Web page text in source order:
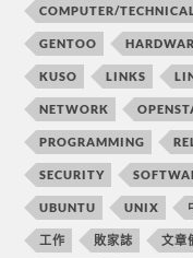
COMPUTER/
GENTOO
KUSO LINKS
NETWORK
PROGRAMMING
SECURITY
UBUNTU UNIX
工作 敗家誌 文章